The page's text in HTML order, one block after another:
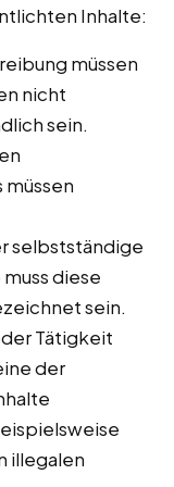
Inhalte:
müssen
nicht
sein.
selbstständige
diese
sein.
Tätigkeit
der
illegalen